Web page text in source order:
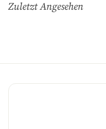
Zuletzt Angesehen